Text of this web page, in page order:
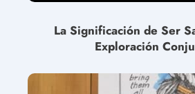
La Significación de Ser
Exploración